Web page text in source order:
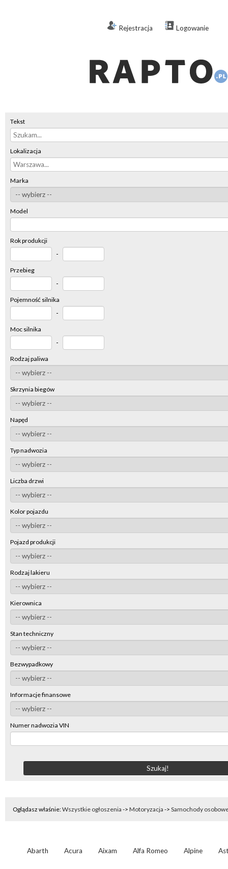
Rejestracja Logowanie
Tekst
Lokalizacja
Marka
Model
Rok produkcji
-
Przebieg
-
Pojemność silnika
-
Moc silnika
-
Rodzaj paliwa
Skrzynia biegów
Napęd
Typ nadwozia
Liczba drzwi
Kolor pojazdu
Pojazd produkcji
Rodzaj lakieru
Kierownica
Stan techniczny
Bezwypadkowy
Informacje finansowe
Numer nadwozia VIN
Oglądasz właśnie:Wszystkie ogłoszenia -> Motoryzacja -> Samochody
Abarth Acura Aixam Alfa Romeo Alpine